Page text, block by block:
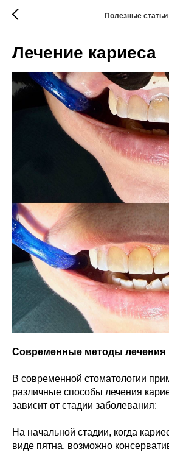
Полезные статьи
Лечение кариеса
Современные методы лечения
В современной стоматологии
различные способы лечения
зависит от стадии заболевания:
На начальной стадии, когда
виде пятна, возможно